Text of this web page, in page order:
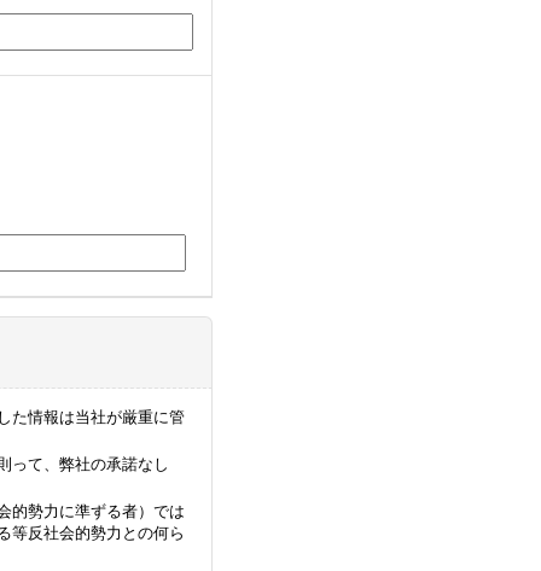
た情報は当社が厳重に管
って、弊社の承諾なし
的勢力に準ずる者）では
等反社会的勢力との何ら